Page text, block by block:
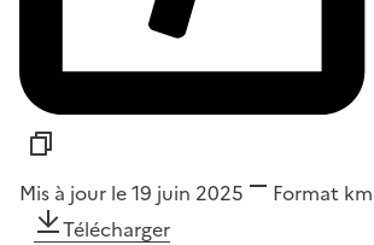
Mis à jour le 19 juin 2025 Format
Télécharger